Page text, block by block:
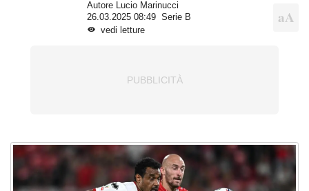
Autore Lucio Marinucci
26.03.2025 08:49
Serie B
vedi letture